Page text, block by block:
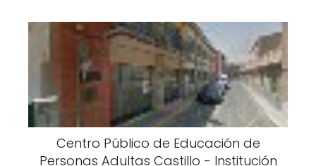
Centro Público de Educación de
Personas Adultas Castillo - Institución